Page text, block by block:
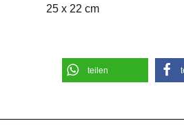
25 x 22 cm
teilen